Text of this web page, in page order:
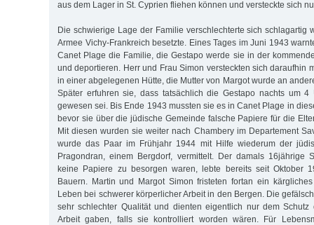
aus dem Lager in St. Cyprien fliehen können und versteckte sich
Die schwierige Lage der Familie verschlechterte sich schlagartig
Armee Vichy-Frankreich besetzte. Eines Tages im Juni 1943
Canet Plage die Familie, die Gestapo werde sie in der
und deportieren. Herr und Frau Simon versteckten sich daraufhin
in einer abgelegenen Hütte, die Mutter von Margot wurde an
Später erfuhren sie, dass tatsächlich die Gestapo nachts um
gewesen sei. Bis Ende 1943 mussten sie es in Canet Plage in
bevor sie über die jüdische Gemeinde falsche Papiere für die
Mit diesen wurden sie weiter nach Chambery im Departement
wurde das Paar im Frühjahr 1944 mit Hilfe wiederum der
Pragondran, einem Bergdorf, vermittelt. Der damals 16jährige
keine Papiere zu besorgen waren, lebte bereits seit Oktober
Bauern. Martin und Margot Simon fristeten fortan ein
Leben bei schwerer körperlicher Arbeit in den Bergen. Die
sehr schlechter Qualität und dienten eigentlich nur dem
Arbeit gaben, falls sie kontrolliert worden wären. Für